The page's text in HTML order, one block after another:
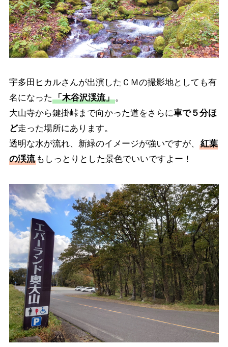
宇多田ヒカルさんが出演したＣＭの撮影地としても有
名になった 「木谷沢渓流」。
大山寺から鍵掛峠まで向かった道をさらに車で５分ほ
ど走った場所にあります。
透明な水が流れ、新緑のイメージが強いですが、
紅葉
の渓流もしっとりとした景色でいいですよー！